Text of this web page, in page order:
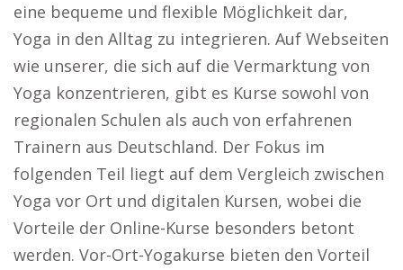
eine bequeme und flexible Möglichkeit dar,
Yoga in den Alltag zu integrieren. Auf Webseiten
wie unserer, die sich auf die Vermarktung von
Yoga konzentrieren, gibt es Kurse sowohl von
regionalen Schulen als auch von erfahrenen
Trainern aus Deutschland. Der Fokus im
folgenden Teil liegt auf dem Vergleich zwischen
Yoga vor Ort und digitalen Kursen, wobei die
Vorteile der Online-Kurse besonders betont
werden. Vor-Ort-Yogakurse bieten den Vorteil